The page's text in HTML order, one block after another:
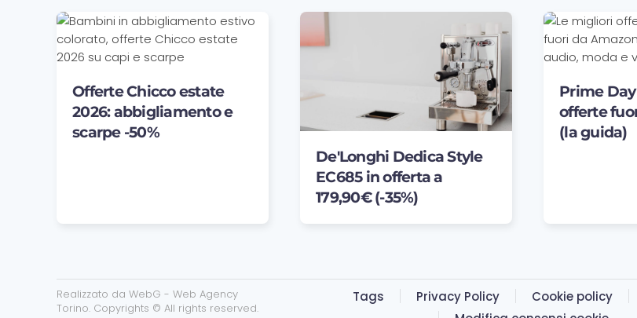
Offerte Chicco estate
2026: abbigliamento e
scarpe -50%
De'Longhi Dedica Style
EC685 in offerta a
179,90€ (-35%)
Prime
offerte
(la guida)
Realizzato da WebG - Web Agency
Torino. Copyrights © All rights reserved.
Tags Privacy Policy Cookie policy